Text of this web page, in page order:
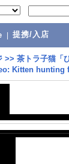
提携/入店
>> 茶トラ子猫「
Kitten hunting